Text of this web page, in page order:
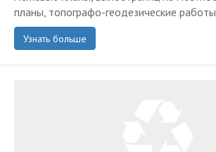
планы, топографо-геодезические работы
Узнать больше